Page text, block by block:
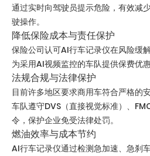
通过实时向驾驶员提示危险，有效减
驶操作。
降低保险成本与责任保护
保险公司认可AI行车记录仪在风险缓
为采用AI视频监控的车队提供保费优
法规合规与法律保护
目前许多地区要求商用车符合严格的
车队遵守DVS（直接视觉标准）、
令，保护企业免受法律处罚。
燃油效率与成本节约
AI行车记录仪通过检测急加速、急刹